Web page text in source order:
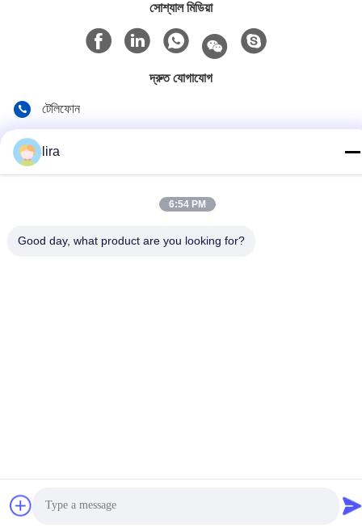
সোশ্যাল মিডিয়া
দ্রুত যোগাযোগ
টেলিফোন
No.102, Yungu রোড, Zhutang টাউন, Jiangyin সিটি, জিয়াংসু প্রদেশের,
lira
6:54 PM
Good day, what product are you looking for?